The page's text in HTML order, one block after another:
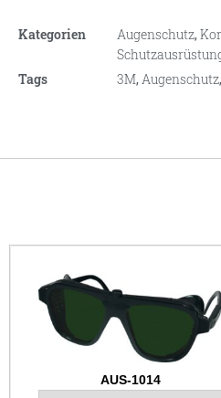
Kategorien Augenschutz,
Tags
3M,Augenschutz,
AUS-1014